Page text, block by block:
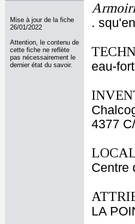
Mise à jour de la fiche
26/01/2022
Attention, le contenu de
cette fiche ne reflète
pas nécessairement le
dernier état du savoir.
.
eau-
4377
Centre
LA